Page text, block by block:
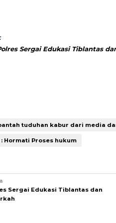
Sergai Edukasi Tiblantas
tuduhan kabur dari media
: Hormati Proses hukum
Sergai Edukasi Tiblantas dan